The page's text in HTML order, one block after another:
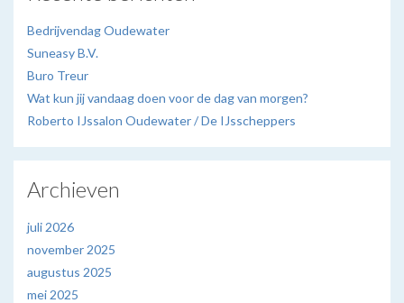
Bedrijvendag Oudewater
Suneasy B.V.
Buro Treur
Wat kun jij vandaag doen voor de dag van morgen?
Roberto IJssalon Oudewater / De IJsscheppers
Archieven
juli 2026
november 2025
augustus 2025
mei 2025